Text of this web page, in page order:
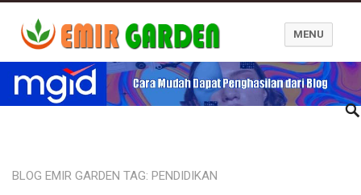
Blog Emir Garden
MENU
BLOG EMIR GARDEN TAG: PENDIDIKAN